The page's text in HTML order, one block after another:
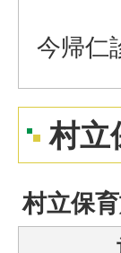
今帰仁
村立
村立保